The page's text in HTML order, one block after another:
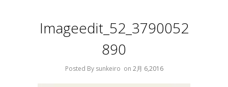
Imageedit_52_3790052
890
Posted By sunkeiro on 2月 6,2016